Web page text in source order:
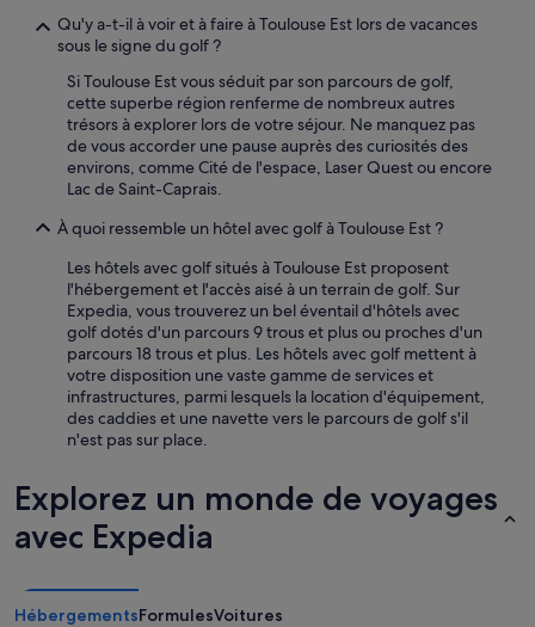
sont
susceptibles
changer.
conditions
supplémentaires
peuvent
s’appliquer.
Qu'y a-t-il à voir et à faire à Toulouse Est lors de vacances
sous le signe du golf ?
Si Toulouse Est vous séduit par son parcours de golf,
cette superbe région renferme de nombreux autres
trésors à explorer lors de votre séjour. Ne manquez pas
de vous accorder une pause auprès des curiosités des
environs, comme Cité de l'espace, Laser Quest ou encore
Lac de Saint-Caprais.
À quoi ressemble un hôtel avec golf à Toulouse Est ?
Les hôtels avec golf situés à Toulouse Est proposent
l'hébergement et l'accès aisé à un terrain de golf. Sur
Expedia, vous trouverez un bel éventail d'hôtels avec
golf dotés d'un parcours 9 trous et plus ou proches d'un
parcours 18 trous et plus. Les hôtels avec golf mettent à
votre disposition une vaste gamme de services et
infrastructures, parmi lesquels la location d'équipement,
des caddies et une navette vers le parcours de golf s'il
n'est pas sur place.
Explorez un monde de voyages
avec Expedia
HébergementsFormulesVoitures